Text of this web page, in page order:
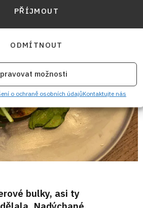
PŘÍJMOUT
ODMÍTNOUT
možnosti
o ochraně osobních údajůKontaktujte nás
bulky, asi ty